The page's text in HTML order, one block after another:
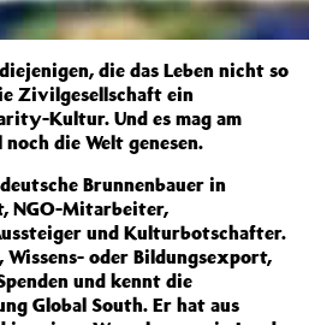
die das Leben nicht so
Zivilgesellschaft ein
Kultur. Und es mag am
die Welt genesen.
Brunnenbauer in
NGO-Mitarbeiter,
und Kulturbotschafter.
oder Bildungsexport,
und kennt die
Global South. Er hat aus